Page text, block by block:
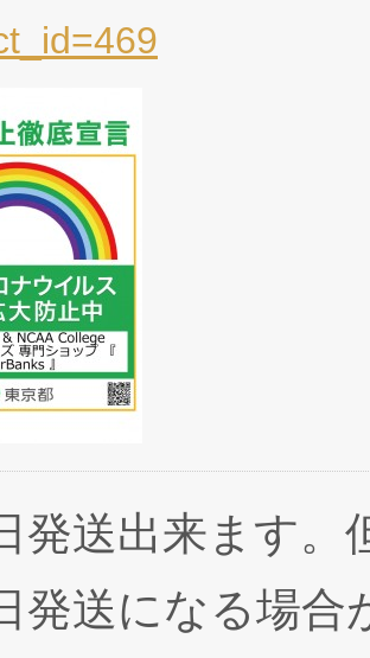
発送出来ます。
発送になる場